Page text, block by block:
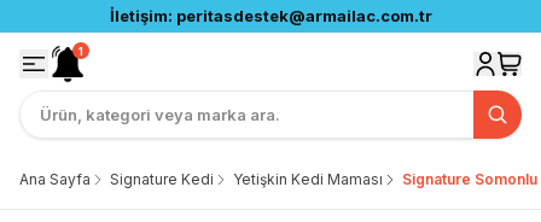
İletişim: peritasdestek@armailac.com.tr
1
Ana Sayfa Signature Kedi Yetişkin Kedi Maması Signature